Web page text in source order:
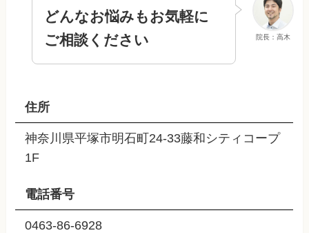
院長：高木
どんなお悩みもお気軽に
ご相談ください
住所
神奈川県平塚市明石町24-33藤和シティコープ
1F
電話番号
0463-86-6928